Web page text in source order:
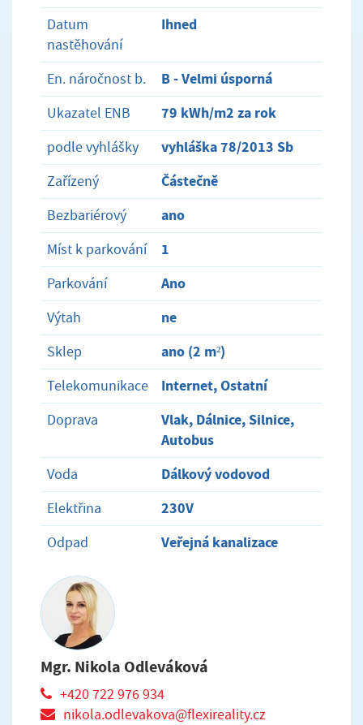
Datum
nastěhování
Ihned
En. náročnost b. B - Velmi úsporná
Ukazatel ENB 79 kWh/m2 za rok
podle vyhlášky vyhláška 78/2013 Sb
Zařízený Částečně
Bezbariérový ano
Míst k parkování 1
Parkování Ano
Výtah ne
Sklep ano (2 m²)
Telekomunikace Internet, Ostatní
Doprava
Vlak, Dálnice, Silnice,
Autobus
Voda Dálkový vodovod
Elektřina 230V
Odpad Veřejná kanalizace
Mgr. Nikola Odleváková
+420 722 976 934
nikola.odlevakova@flexireality.cz